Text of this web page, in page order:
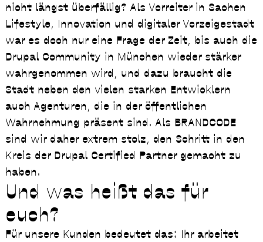
nicht längst überfällig? Als Vorreiter in Sachen
Lifestyle, Innovation und digitaler Vorzeigestadt
war es doch nur eine Frage der Zeit, bis auch die
Drupal Community in München wieder stärker
wahrgenommen wird, und dazu braucht die
Stadt neben den vielen starken Entwicklern
auch Agenturen, die in der öffentlichen
Wahrnehmung präsent sind. Als BRANDCODE
sind wir daher extrem stolz, den Schritt in den
Kreis der Drupal Certified Partner gemacht zu
haben.
Und was heißt das für
euch?
Für unsere Kunden bedeutet das: Ihr arbeitet